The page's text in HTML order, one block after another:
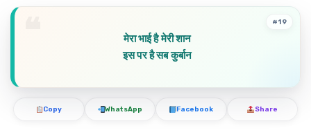
मेरा भाई है मेरी शान
इस पर है सब कुर्बान
#19
Copy WhatsApp Facebook Share